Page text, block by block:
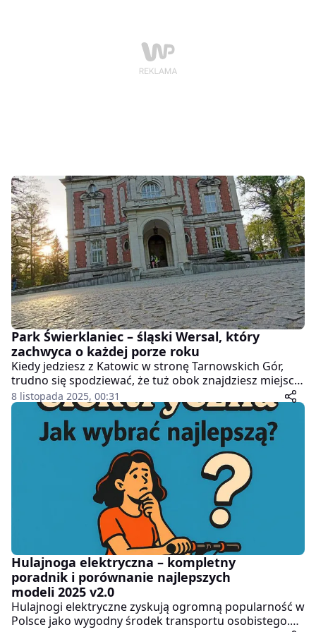
Park Świerklaniec – śląski Wersal, który
zachwyca o każdej porze roku
Kiedy jedziesz z Katowic w stronę Tarnowskich Gór,
trudno się spodziewać, że tuż obok znajdziesz miejsce
jak z francuskiej bajki. Park w Świerklańcu, zwany nie
bez powodu "małym Wersalem", to jedno z tych
miejsc, w których historia, sztuka i przyroda spotykają
się w idealnych proporcjach. Byliśmy tam – i trudno się
dziwić, że dla wielu mieszkańców Śląska to ulubiony
kierunek weekendowych spacerów.
8 listopada 2025, 00:31
Hulajnoga elektryczna – kompletny
poradnik i porównanie najlepszych
modeli 2025 v2.0
Hulajnogi elektryczne zyskują ogromną popularność w
Polsce jako wygodny środek transportu osobistego.